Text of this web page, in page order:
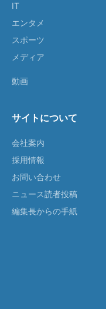
IT
エンタメ
スポーツ
メディア
動画
サイトについて
会社案内
採用情報
お問い合わせ
ニュース読者投稿
編集長からの手紙